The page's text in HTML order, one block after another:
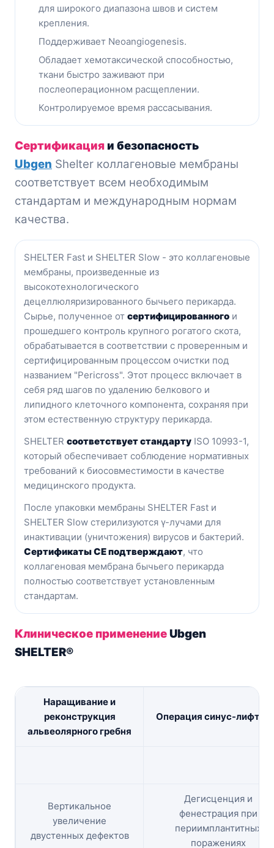
для широкого диапазона швов и систем
крепления.
Поддерживает Neoangiogenesis.
Обладает хемотаксической способностью,
ткани быстро заживают при
послеоперационном расщеплении.
Контролируемое время рассасывания.
Сертификация и безопасность
Ubgen Shelter коллагеновые мембраны
соответствует всем необходимым
стандартам и международным нормам
качества.
SHELTER Fast и SHELTER Slow - это коллагеновые
мембраны, произведенные из
высокотехнологического
децеллюляризированного бычьего перикарда.
Сырье, полученное от сертифицированного и
прошедшего контроль крупного рогатого скота,
обрабатывается в соответствии с проверенным и
сертифицированным процессом очистки под
названием "Pericross". Этот процесс включает в
себя ряд шагов по удалению белкового и
липидного клеточного компонента, сохраняя при
этом естественную структуру перикарда.
SHELTER соответствует стандарту ISO 10993-1,
который обеспечивает соблюдение нормативных
требований к биосовместимости в качестве
медицинского продукта.
После упаковки мембраны SHELTER Fast и
SHELTER Slow стерилизуются γ-лучами для
инактивации (уничтожения) вирусов и бактерий.
Сертификаты CE подтверждают, что
коллагеновая мембрана бычьего перикарда
полностью соответствует установленным
стандартам.
Клиническое применениеUbgen
SHELTER®
Наращивание и
реконструкция
альвеолярного гребня
Операция синус-
Вертикальное
увеличение
двустенных дефектов
Дегисценция и
фенестрация при
периимплантитных
поражениях